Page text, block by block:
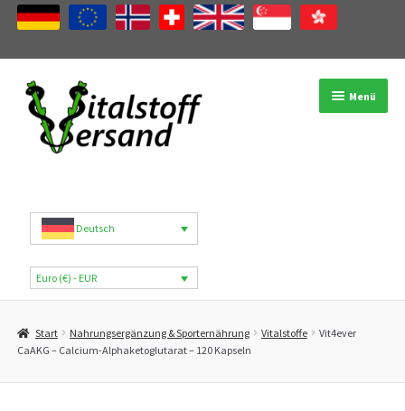
Zur
Navigation
springen
Zum
Inhalt
springen
Menü
Produktkategorien
Marken
B2B
Deutsch
Euro (€) - EUR
Start Nahrungsergänzung & Sporternährung Vitalstoffe
Vit4ever
CaAKG – Calcium-Alphaketoglutarat – 120 Kapseln